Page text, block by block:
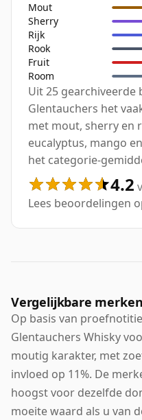
Mout
Sherry
Rijk
Rook
Fruit
Room
Uit 25
Glentauchers het
met mout, sherry en
eucalyptus, mango
het categorie-
4.2
Lees beoordelingen
Vergelijkbare merken
Op basis van
Glentauchers Whisky
moutig karakter, met
invloed op 11%. De
hoogst voor dezelfde
moeite waard als u van